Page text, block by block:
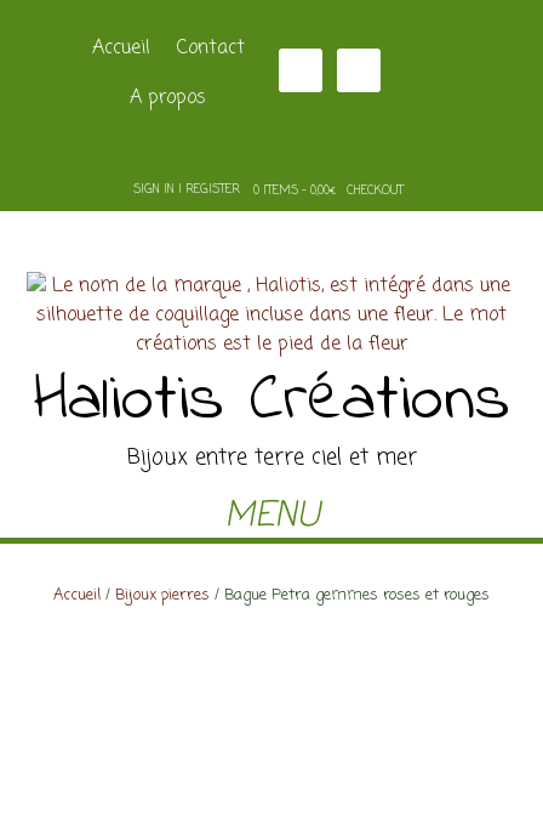
Accueil
Contact
A propos
SIGN IN | REGISTER 0 ITEMS - 0,00€ CHECKOUT
Haliotis Créations
Bijoux entre terre ciel et mer
MENU
Accueil / Bijoux pierres / Bague Petra gemmes roses et rouges